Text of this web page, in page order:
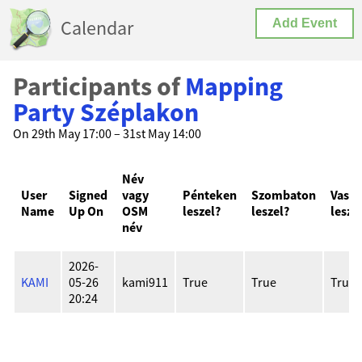
Calendar Add Event
Participants ofMapping
Party Széplakon
On 29th May 17:00 – 31st May 14:00
User
Name
Signed
Up On
Név
vagy
OSM
név
Pénteken
leszel?
Szombaton
leszel?
KAMI
2026-
05-26
20:24
kami911 True True True